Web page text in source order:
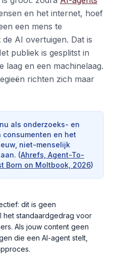
en het internet, hoef
een mens te
AI overtuigen. Dat is
publiek is gesplitst in
laag en een machinelaag.
richten zich maar
als onderzoeks- en
en het
niet-menselijk
(Ahrefs, Agent-To-
Born on Moltbook, 2026)
dit is geen
het standaardgedrag voor
Als jouw content geen
die een AI-agent stelt,